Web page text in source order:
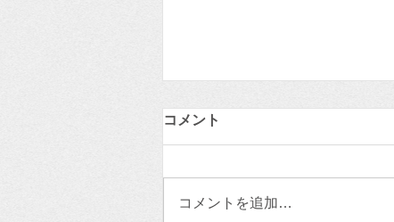
自社は無事なのに、なぜ営業
備え ～サイバー攻撃は"取引先"か
らやって来る～ 自社に被害がな
コメント
コメントを追加…